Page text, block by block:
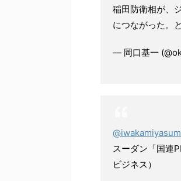
稲田防衛相が、
につながった。
— 岡口基一
スーダン「国連
ビジネス）